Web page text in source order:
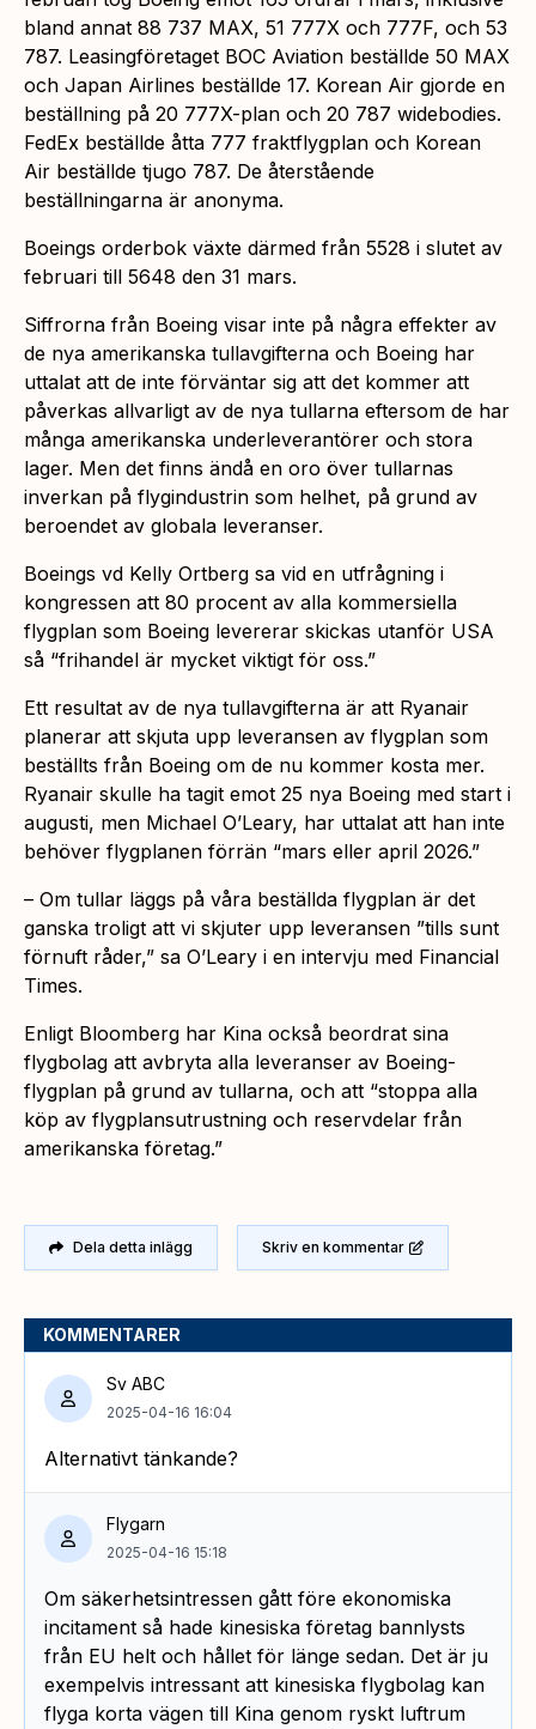
bland annat 88 737 MAX, 51 777X och 777F, och 53
787. Leasingföretaget BOC Aviation beställde 50 MAX
och Japan Airlines beställde 17. Korean Air gjorde en
beställning på 20 777X-plan och 20 787 widebodies.
FedEx beställde åtta 777 fraktflygplan och Korean
Air beställde tjugo 787. De återstående
beställningarna är anonyma.
Boeings orderbok växte därmed från 5528 i slutet av
februari till 5648 den 31 mars.
Siffrorna från Boeing visar inte på några effekter av
de nya amerikanska tullavgifterna och Boeing har
uttalat att de inte förväntar sig att det kommer att
påverkas allvarligt av de nya tullarna eftersom de har
många amerikanska underleverantörer och stora
lager. Men det finns ändå en oro över tullarnas
inverkan på flygindustrin som helhet, på grund av
beroendet av globala leveranser.
Boeings vd Kelly Ortberg sa vid en utfrågning i
kongressen att 80 procent av alla kommersiella
flygplan som Boeing levererar skickas utanför USA
så “frihandel är mycket viktigt för oss.”
Ett resultat av de nya tullavgifterna är att Ryanair
planerar att skjuta upp leveransen av flygplan som
beställts från Boeing om de nu kommer kosta mer.
Ryanair skulle ha tagit emot 25 nya Boeing med start i
augusti, men Michael O’Leary, har uttalat att han inte
behöver flygplanen förrän “mars eller april 2026.”
– Om tullar läggs på våra beställda flygplan är det
ganska troligt att vi skjuter upp leveransen ”tills sunt
förnuft råder,” sa O’Leary i en intervju med Financial
Times.
Enligt Bloomberg har Kina också beordrat sina
flygbolag att avbryta alla leveranser av Boeing-
flygplan på grund av tullarna, och att “stoppa alla
köp av flygplansutrustning och reservdelar från
amerikanska företag.”
Dela detta inlägg Skriv en kommentar
KOMMENTARER
Sv ABC
2025-04-16 16:04
Alternativt tänkande?
Flygarn
2025-04-16 15:18
Om säkerhetsintressen gått före ekonomiska
incitament så hade kinesiska företag bannlysts
från EU helt och hållet för länge sedan. Det är ju
exempelvis intressant att kinesiska flygbolag kan
flyga korta vägen till Kina genom ryskt luftrum